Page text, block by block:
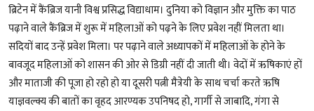
ब्रिटेन में कैंब्रिज यानी विश्व प्रसिद्ध विद्याधाम। दुनिया को विज्ञान और मुक्ति का पाठ
पढ़ाने वाले कैंब्रिज में शुरू में महिलाओं को पढ़ने के लिए प्रवेश नहीं मिलता था।
सदियों बाद उन्हें प्रवेश मिला। पर पढ़ाने वाले अध्यापकों में महिलाओं के होने के
बावजूद महिलाओं को शासन की ओर से डिग्री नहीं दी जाती थी। वेदों में ऋषिकाएं हों
और माताजी की पूजा हो रहो हो या दूसरी पत्नी मैत्रेयी के साथ चर्चा करते ऋषि
याज्ञवल्क्य की बातों का वृहद आरण्यक उपनिषद हो, गार्गी से जाबादि, गंगा से